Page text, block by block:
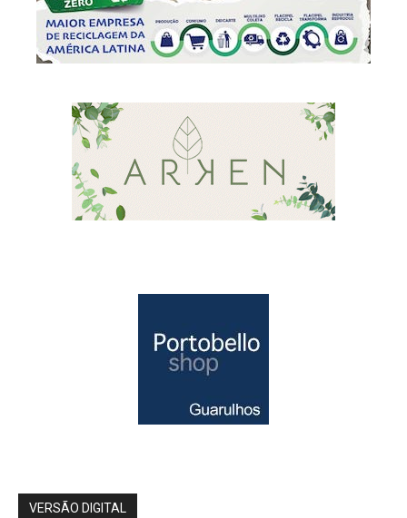
VERSÃO DIGITAL